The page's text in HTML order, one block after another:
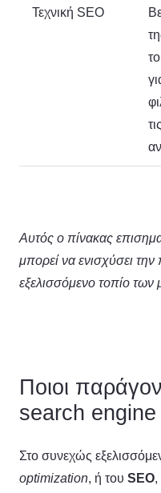
Τεχνική SEO
Αυτός ο πίνακας
μπορεί να ενισχύσει
εξελισσόμενο τοπίο
Ποιοι
search
Στο συνεχώς
optimization, ή του SEO,